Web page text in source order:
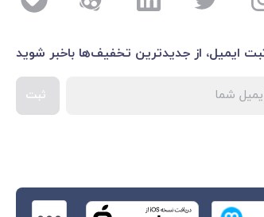
ایمیل، از جدید‌ترین تخفیف‌ها با‌خبر شوید
ثبت
اطلاعات بیشتر